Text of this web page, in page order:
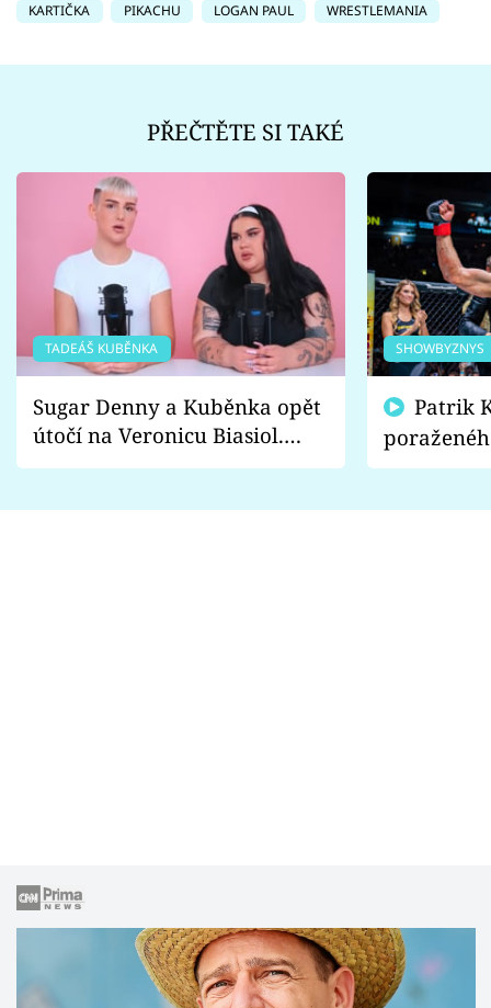
KARTIČKA
PIKACHU LOGAN PAUL WRESTLEMANIA
PŘEČTĚTE SI TAKÉ
TADEÁŠ KUBĚNKA
Sugar Denny a Kuběnka opět
útočí na Veronicu Biasiol.
Proč je podle nich falešná a
SHOWBYZNYS
fanoušci